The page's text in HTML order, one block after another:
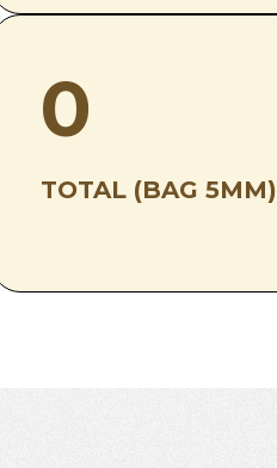
0
TOTAL (BAG 5MM)